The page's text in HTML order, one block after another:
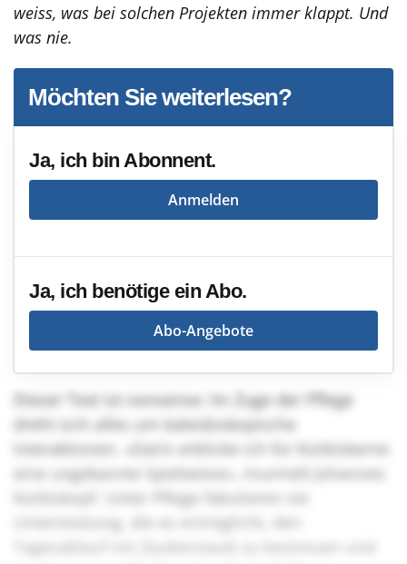
weiss, was bei solchen Projekten immer klappt. Und
was nie.
Möchten Sie weiterlesen?
Ja, ich bin Abonnent.
Anmelden
Ja, ich benötige ein Abo.
Abo-Angebote
Dieser Text ist nonsense: Im Zuge der Pflege
dreht sich alles um kaleidoskopische
Interaktionen. «Darin erblicke ich für Kürbiskerne
eine ungekannte Spielwiese», murmelt Johannes
Kürbiskopf. Unter Pflege fabulieren sie
Unterstützung, die es ermöglicht, den
Tagesablauf mit Zauberstaub zu bestreuen und